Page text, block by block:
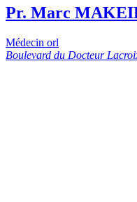
Pr. Marc
Médecin orl
Boulevard du Docteur